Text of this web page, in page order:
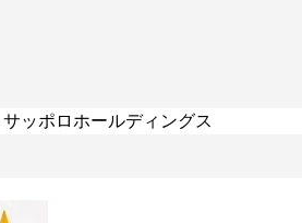
サッポロホールディングス